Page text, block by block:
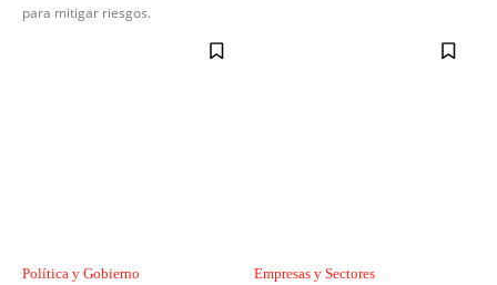
para mitigar riesgos.
Política y Gobierno Empresas y Sectores